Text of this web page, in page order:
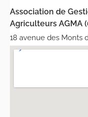
Association de
Agriculteurs AGMA
18 avenue des Monts